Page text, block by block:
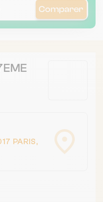
Comparer
PARIS,